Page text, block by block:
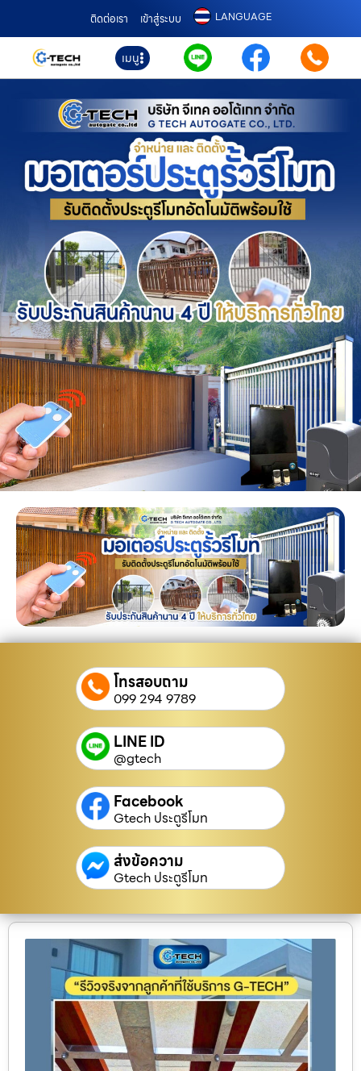
ติดต่อเรา เข้าสู่ระบบ LANGUAGE
เมนู
โทรสอบถาม
099 294 9789
LINE ID
@gtech
Facebook
Gtech ประตูรีโมท
ส่งข้อความ
Gtech ประตูรีโมท